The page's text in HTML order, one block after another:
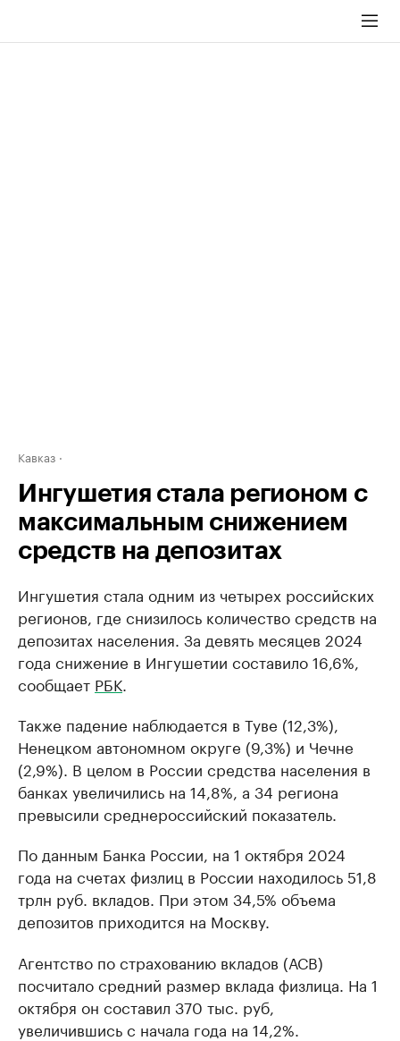
Кавказ
Ингушетия стала регионом с
максимальным снижением
средств на депозитах
Ингушетия стала одним из четырех российских
регионов, где снизилось количество средств на
депозитах населения. За девять месяцев 2024
года снижение в Ингушетии составило 16,6%,
сообщает РБК
Также падение наблюдается в Туве (12,3%),
Ненецком автономном округе (9,3%) и Чечне
(2,9%). В целом в России средства населения в
банках увеличились на 14,8%, а 34 региона
превысили среднероссийский показатель.
По данным Банка России, на 1 октября 2024
года на счетах физлиц в России находилось 51,8
трлн руб. вкладов. При этом 34,5% объема
депозитов приходится на Москву.
Агентство по страхованию вкладов (АСВ)
посчитало средний размер вклада физлица. На 1
октября он составил 370 тыс. руб,
увеличившись с начала года на 14,2%.